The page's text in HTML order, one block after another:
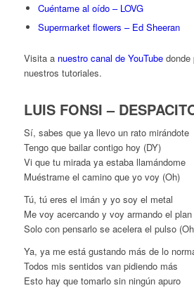
Cuéntame al oído – LOVG
Supermarket flowers – Ed Sheeran
Visita a nuestro canal de YouTubedonde
nuestros tutoriales.
LUIS FONSI –
Sí, sabes que ya llevo un rato mirándote
Tengo que bailar contigo hoy (DY)
Vi que tu mirada ya estaba llamándome
Muéstrame el camino que yo voy (Oh)
Tú, tú eres el imán y yo soy el metal
Me voy acercando y voy armando el plan
Solo con pensarlo se acelera el pulso
Ya, ya me está gustando más de lo
Todos mis sentidos van pidiendo más
Esto hay que tomarlo sin ningún apuro